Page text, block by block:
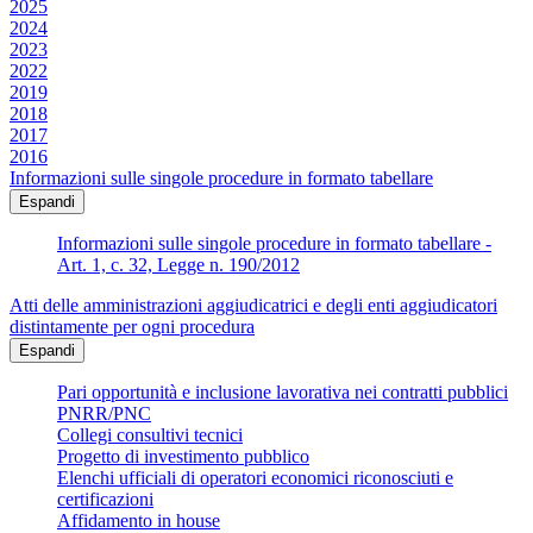
2025
2024
2023
2022
2019
2018
2017
2016
Informazioni sulle singole procedure in formato tabellare
Espandi
Informazioni sulle singole procedure in formato tabellare -
Art. 1, c. 32, Legge n. 190/2012
Atti delle amministrazioni aggiudicatrici e degli enti aggiudicatori
distintamente per ogni procedura
Espandi
Pari opportunità e inclusione lavorativa nei contratti pubblici
PNRR/PNC
Collegi consultivi tecnici
Progetto di investimento pubblico
Elenchi ufficiali di operatori economici riconosciuti e
certificazioni
Affidamento in house